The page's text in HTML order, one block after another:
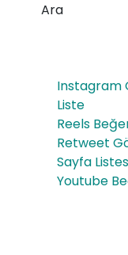
Ara
Instagram
Liste
Reels
Retweet
Sayfa
Youtube